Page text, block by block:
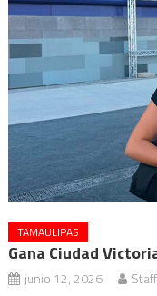
TAMAULIPAS
Gana Ciudad
junio 12, 2026 Staff